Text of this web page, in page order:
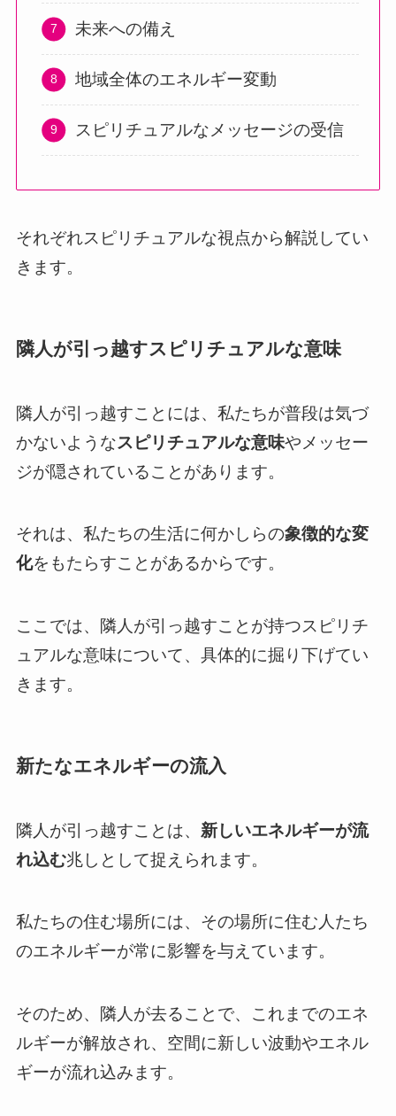
未来への備え
地域全体のエネルギー変動
スピリチュアルなメッセージの受信
それぞれスピリチュアルな視点から解説してい
きます。
隣人が引っ越すスピリチュアルな意味
隣人が引っ越すことには、私たちが普段は気づ
かないようなスピリチュアルな意味やメッセー
ジが隠されていることがあります。
それは、私たちの生活に何かしらの象徴的な変
化をもたらすことがあるからです。
ここでは、隣人が引っ越すことが持つスピリチ
ュアルな意味について、具体的に掘り下げてい
きます。
新たなエネルギーの流入
隣人が引っ越すことは、 新しいエネルギーが流
れ込む兆しとして捉えられます。
私たちの住む場所には、その場所に住む人たち
のエネルギーが常に影響を与えています。
そのため、隣人が去ることで、これまでのエネ
ルギーが解放され、空間に新しい波動やエネル
ギーが流れ込みます。